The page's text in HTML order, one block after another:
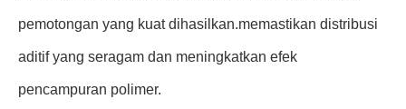
pemotongan yang kuat dihasilkan.memastikan distribusi
aditif yang seragam dan meningkatkan efek
pencampuran polimer.